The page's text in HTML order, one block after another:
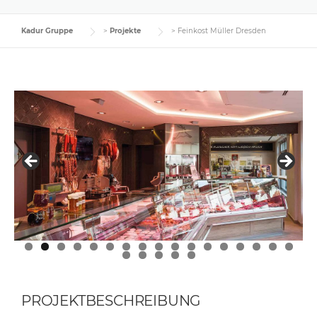
Kadur Gruppe > Projekte > Feinkost Müller Dresden
0 1 2 3 4 5 6 7
8 9 0 1 2
PROJEKTBESCHREIBUNG